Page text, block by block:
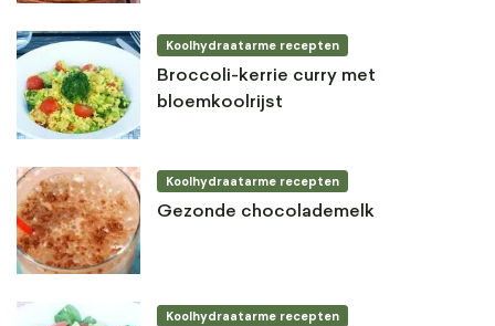
Koolhydraatarme recepten
Broccoli-kerrie curry met
bloemkoolrijst
Koolhydraatarme recepten
Gezonde chocolademelk
Koolhydraatarme recepten